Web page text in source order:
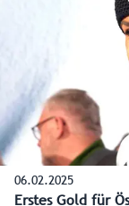
entlang der
06.02.2025
Erstes Gold für